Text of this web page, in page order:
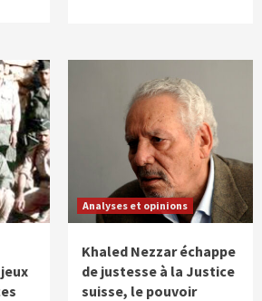
Analyses et opinions
Khaled Nezzar échappe
de justesse à la Justice
suisse, le pouvoir